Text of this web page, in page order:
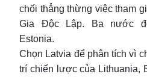
chối thẳng thừng việc tham
Gia Độc Lập. Ba nước
Estonia.
Chọn Latvia để phân tích vì
trí chiến lược của Lithuania,